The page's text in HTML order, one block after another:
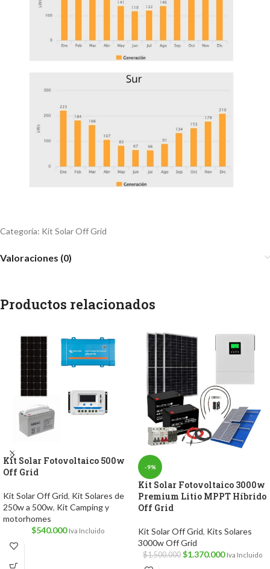
Categoría: Kit Solar Off Grid
Valoraciones (0)
Productos relacionados
Kit Solar Fotovoltaico 500w
Off Grid
Kit Solar Off Grid, Kit Solares de
250w a 500w, Kit Camping y
motorhomes
$540.000 Iva Incluido
-9%
Kit Solar Fotovoltaico 3000w
Premium Litio MPPT Híbrido
Off Grid
Kit Solar Off Grid, Kits Solares
3000w Off Grid
$1.500.000 $1.370.000 Iva Incluido